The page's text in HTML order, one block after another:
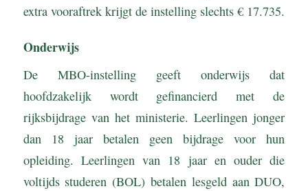
extra vooraftrek krijgt de instelling slechts € 17.735.
Onderwijs
De MBO-instelling geeft onderwijs dat
hoofdzakelijk wordt gefinancierd met de
rijksbijdrage van het ministerie. Leerlingen jonger
dan 18 jaar betalen geen bijdrage voor hun
opleiding. Leerlingen van 18 jaar en ouder die
voltijds studeren (BOL) betalen lesgeld aan DUO,